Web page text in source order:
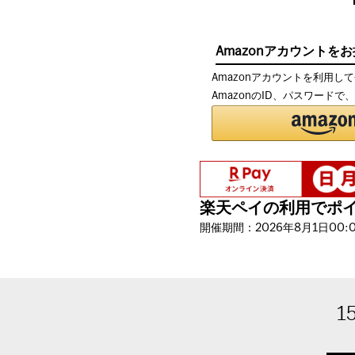
Amazonアカウントを
Amazonアカウントを利用し
AmazonのID、パスワードで
楽天ペイの利用でポ
開催期間：2026年8月1日